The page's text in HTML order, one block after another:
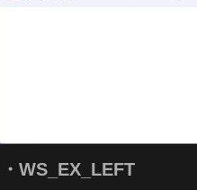
・WS_EX_LEFT